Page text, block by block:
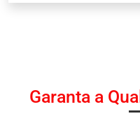
Garanta a